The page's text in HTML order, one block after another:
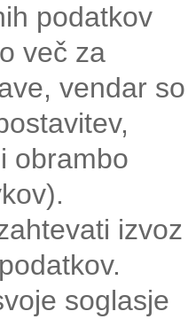
podatkov
več za
vendar so
obrambo
izvoz
soglasje